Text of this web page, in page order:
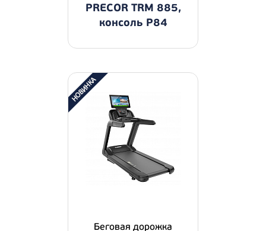
PRECOR TRM 885,
консоль P84
Беговая дорожка